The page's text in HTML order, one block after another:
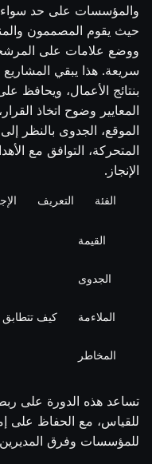
والمؤسسات على حد سواء.
حيث يقوم المصممون
ووضع علامات على
سريعة. هذا يبقي المشاريع
بنتائج الأعمال، ويحافظ
المعايير وضوح اتخاذ
الموقع، الجدوى بالنظر
المتحركة، التوافق مع
الإنجاز.
الفئة التعريف
القيمة
الجدوى
الملاءمة كيف تتطابق
المخاطر
تساعد هذه الدورة على
للقياس، مع الحفاظ على
للمؤسسات وفرق المديرين